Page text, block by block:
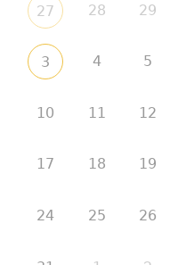
27 28 29
3 4 5
10 11 12
17 18 19
24 25 26